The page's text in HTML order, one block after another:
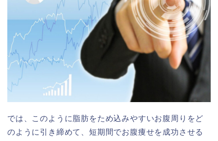
では、このように脂肪をため込みやすいお腹周りをど
のように引き締めて、短期間でお腹痩せを成功させる